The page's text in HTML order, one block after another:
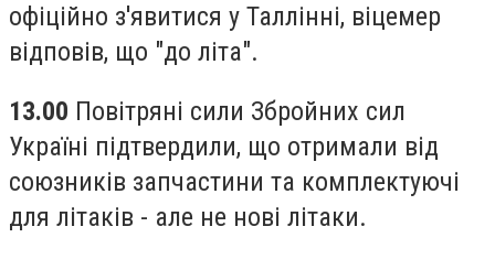
офіційно з'явитися у Таллінні, віцемер
відповів, що "до літа".
13.00 Повітряні сили Збройних сил
Україні підтвердили, що отримали від
союзників запчастини та комплектуючі
для літаків - але не нові літаки.